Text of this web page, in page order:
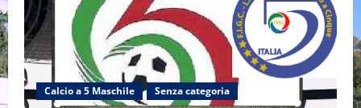
Calcio a 5 Maschile Senza categoria